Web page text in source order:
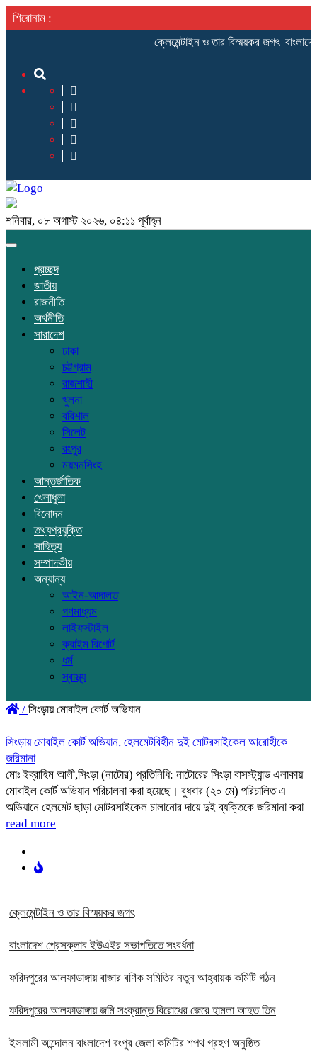
শিরোনাম :
ক্লেমেন্টাইন ও তার বিস্ময়কর জগৎ
শনিবার, ০৮ অগাস্ট ২০২৬, ০৪:১১ পূর্বাহ্ন
Toggle
প্রচ্ছদ
জাতীয়
রাজনীতি
অর্থনীতি
সারাদেশ
ঢাকা
চট্টগ্রাম
রাজশাহী
খুলনা
বরিশাল
সিলেট
রংপুর
ময়মনসিংহ
আন্তর্জাতিক
খেলাধুলা
বিনোদন
তথ্যপ্রযুক্তি
সাহিত্য
সম্পাদকীয়
অন্যান্য
আইন-আদালত
গণমাধ্যম
লাইফস্টাইল
ক্রাইম রিপোর্ট
ধর্ম
স্বাস্থ্য
/ সিংড়ায় মোবাইল কোর্ট অভিযান
সিংড়ায় মোবাইল কোর্ট অভিযান, হেলমেটবিহীন দুই মোটরসাইকেল আরোহীকে
জরিমানা
মোঃ ইব্রাহিম আলী,সিংড়া (নাটোর) প্রতিনিধি: নাটোরের সিংড়া বাসস্ট্যান্ড এলাকায়
মোবাইল কোর্ট অভিযান পরিচালনা করা হয়েছে। বুধবার (২০ মে) পরিচালিত এ
অভিযানে হেলমেট ছাড়া মোটরসাইকেল চালানোর দায়ে দুই ব্যক্তিকে জরিমানা করা
read more
ক্লেমেন্টাইন ও তার বিস্ময়কর জগৎ
বাংলাদেশ প্রেসক্লাব ইউএইর সভাপতিতে সংবর্ধনা
ফরিদপুরের আলফাডাঙ্গায় বাজার বণিক সমিতির নতুন আহ্বায়ক কমিটি গঠন
ফরিদপুরের আলফাডাঙ্গায় জমি সংক্রান্ত বিরোধের জেরে হামলা আহত তিন
ইসলামী আন্দোলন বাংলাদেশ রংপুর জেলা কমিটির শপথ গ্রহণ অনুষ্ঠিত